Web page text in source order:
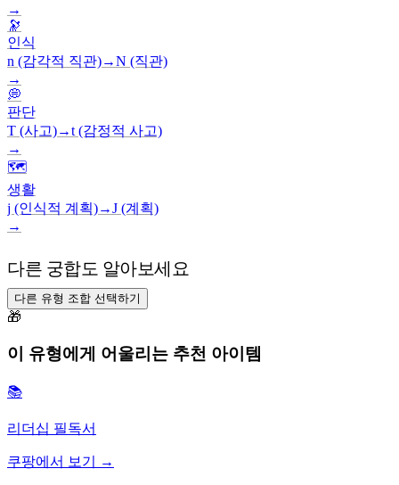
→
🔭
인식
n (감각적 직관)→N (직관)
→
💭
판단
T (사고)→t (감정적 사고)
→
🗺️
생활
j (인식적 계획)→J (계획)
→
다른 궁합도 알아보세요
다른 유형 조합 선택하기
🎁
이 유형에게 어울리는 추천 아이템
📚
리더십 필독서
쿠팡에서 보기 →